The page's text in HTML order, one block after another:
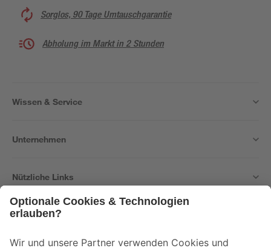
Sorglos, 90 Tage Umtauschgarantie
Abholung im Markt in 2 Stunden
Wissen & Service
Unternehmen
Nützliche Links
Der toom Newsletter: Keine Angebote und Aktionen mehr verpassen!